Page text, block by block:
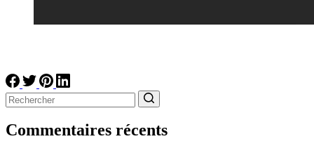
résultat
Commentaires récents